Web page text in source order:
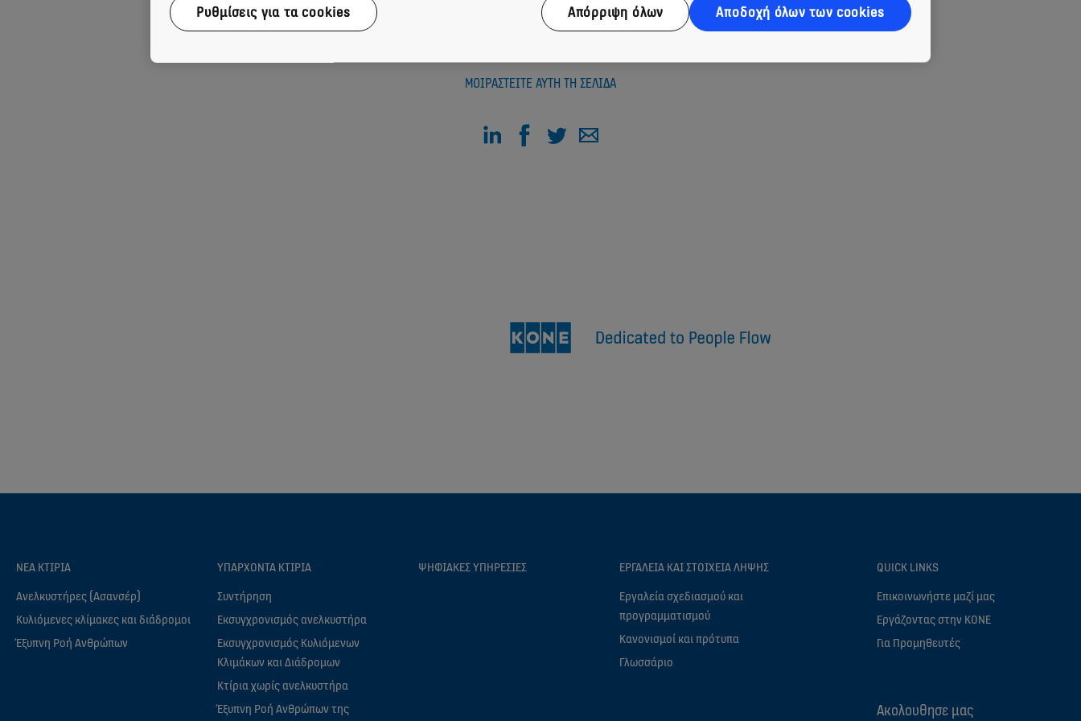
ΜΟΙΡΑΣΤΕΊΤΕ ΑΥΤΉ ΤΗ ΣΕΛΊΔΑ
ΝΈΑ ΚΤΊΡΙΑ
Ανελκυστήρες (Ασανσέρ)
Κυλιόμενες κλίμακες και διάδρομοι
Έξυπνη Ροή Ανθρώπων
ΥΠΆΡΧΟΝΤΑ ΚΤΊΡΙΑ
Συντήρηση
Εκσυγχρονισμός ανελκυστήρα
Εκσυγχρονισμός Κυλιόμενων
Κλιμάκων και Διάδρομων
Κτίρια χωρίς ανελκυστήρα
Έξυπνη Ροή Ανθρώπων της
ΨΗΦΙΑΚΈΣ ΥΠΗΡΕΣΊΕΣ
ΕΡΓΑΛΕΊΑ ΚΑΙ ΣΤΟΙΧΕΊΑ ΛΉΨΗΣ
Εργαλεία σχεδιασμού και
προγραμματισμού
Κανονισμοί και πρότυπα
Γλωσσάριο
QUICK LINKS
Επικοινωνήστε μαζί μας
Eργάζοντας στην ΚΟΝΕ
Για Προμηθευτές
Ακολουθησε μας
Ρυθμίσεις για τα cookies Απόρριψη όλων Αποδοχή όλων των cookies